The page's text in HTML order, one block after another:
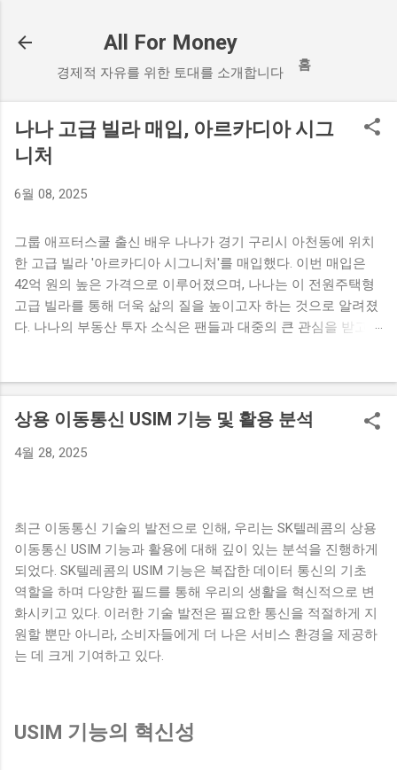
All For Money
경제적 자유를 위한 토대를 소개합니다 홈
나나 고급 빌라 매입, 아르카디아 시그
니처
6월 08, 2025
그룹 애프터스쿨 출신 배우 나나가 경기 구리시 아천동에 위치
한 고급 빌라 '아르카디아 시그니처'를 매입했다. 이번 매입은
42억 원의 높은 가격으로 이루어졌으며, 나나는 이 전원주택형
고급 빌라를 통해 더욱 삶의 질을 높이고자 하는 것으로 알려졌
다. 나나의 부동산 투자 소식은 팬들과 대중의 큰 관심을 받고
있다. 나나의 매입 금액은 무려 42억 원으로, 그녀의 새로운 보
금자리는 기대와 흥미를 자아내고 있다. 배우 나나는 최근 활발
히 활동하며 많은 인기를 끌고 있는 스타이다. 이번 고급 빌라
자에 대한 관심은 그녀의 개인적인 재산이나 재정 상태에 대한
궁금증을 불러일으키기도 했다. 한편, 나나는 고급 빌라를 매입
하면서 앞으로의 계획에 대한 이야기도 전했다. 그녀는 이를 통
해 안정된 생활 환경을 원하는 만큼 스스로의 삶을 더욱 풍요롭
게 만드는데 중점을 두고 있다고 전했다. 앞으로 그녀가 어떤 방
식으로 고급 빌라에서의 새 삶을 꾸려나갈지 많은 이들이 주목
하고 있다. 아르카디아 시그니처의 매력 '아르카디아 시그니
처'는 경기 구리시에 위치한 전원주택형 고급 빌라로, 자연과 조
설을 갖추고 있어 주거 공간으로서의 매력을 높이고 있다. 특히,
상용 이동통신 USIM 기능 및 활용 분석
4월 28, 2025
최근 이동통신 기술의 발전으로 인해, 우리는 SK텔레콤의 상용
이동통신 USIM 기능과 활용에 대해 깊이 있는 분석을 진행하게
되었다. SK텔레콤의 USIM 기능은 복잡한 데이터 통신의 기초
역할을 하며 다양한 필드를 통해 우리의 생활을 혁신적으로 변
화시키고 있다. 이러한 기술 발전은 필요한 통신을 적절하게 지
원할 뿐만 아니라, 소비자들에게 더 나은 서비스 환경을 제공하
는 데 크게 기여하고 있다.
USIM 기능의 혁신성